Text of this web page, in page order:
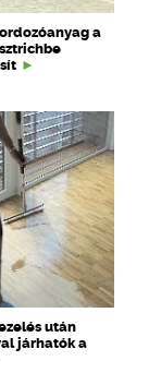
a
után
járhatók a